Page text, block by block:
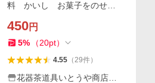
料 かいし お菓子をのせる
450円
5% （20pt）
4.55（29件）
花器茶道具いとうや商店ヤ